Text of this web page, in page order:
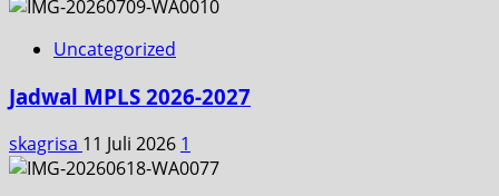
Uncategorized
Jadwal MPLS 2026-2027
skagrisa 11 Juli 2026 1